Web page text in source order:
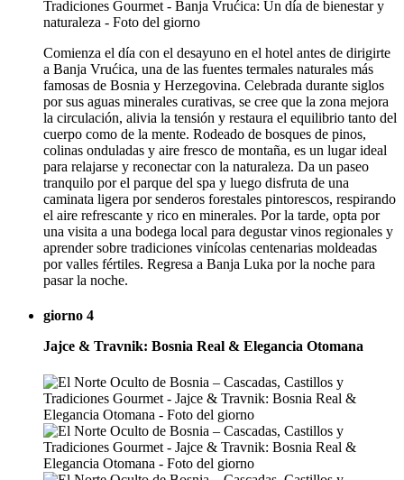
Comienza el día con el desayuno en el hotel antes de dirigirte
a Banja Vrućica, una de las fuentes termales naturales más
famosas de Bosnia y Herzegovina. Celebrada durante siglos
por sus aguas minerales curativas, se cree que la zona mejora
la circulación, alivia la tensión y restaura el equilibrio tanto del
cuerpo como de la mente. Rodeado de bosques de pinos,
colinas onduladas y aire fresco de montaña, es un lugar ideal
para relajarse y reconectar con la naturaleza. Da un paseo
tranquilo por el parque del spa y luego disfruta de una
caminata ligera por senderos forestales pintorescos, respirando
el aire refrescante y rico en minerales. Por la tarde, opta por
una visita a una bodega local para degustar vinos regionales y
aprender sobre tradiciones vinícolas centenarias moldeadas
por valles fértiles. Regresa a Banja Luka por la noche para
pasar la noche.
giorno 4
Jajce & Travnik: Bosnia Real & Elegancia Otomana